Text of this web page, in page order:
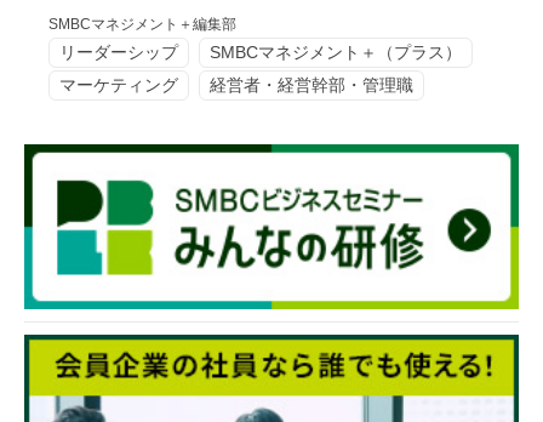
SMBCマネジメント＋編集部
リーダーシップ
SMBCマネジメント＋（プラス）
マーケティング
経営者・経営幹部・管理職